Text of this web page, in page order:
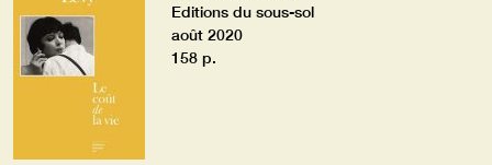
Editions du sous-sol
août 2020
158 p.